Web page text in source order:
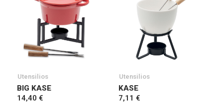
Utensilios
BIG KASE
14,40 €
Utensilios
KASE
7,11 €